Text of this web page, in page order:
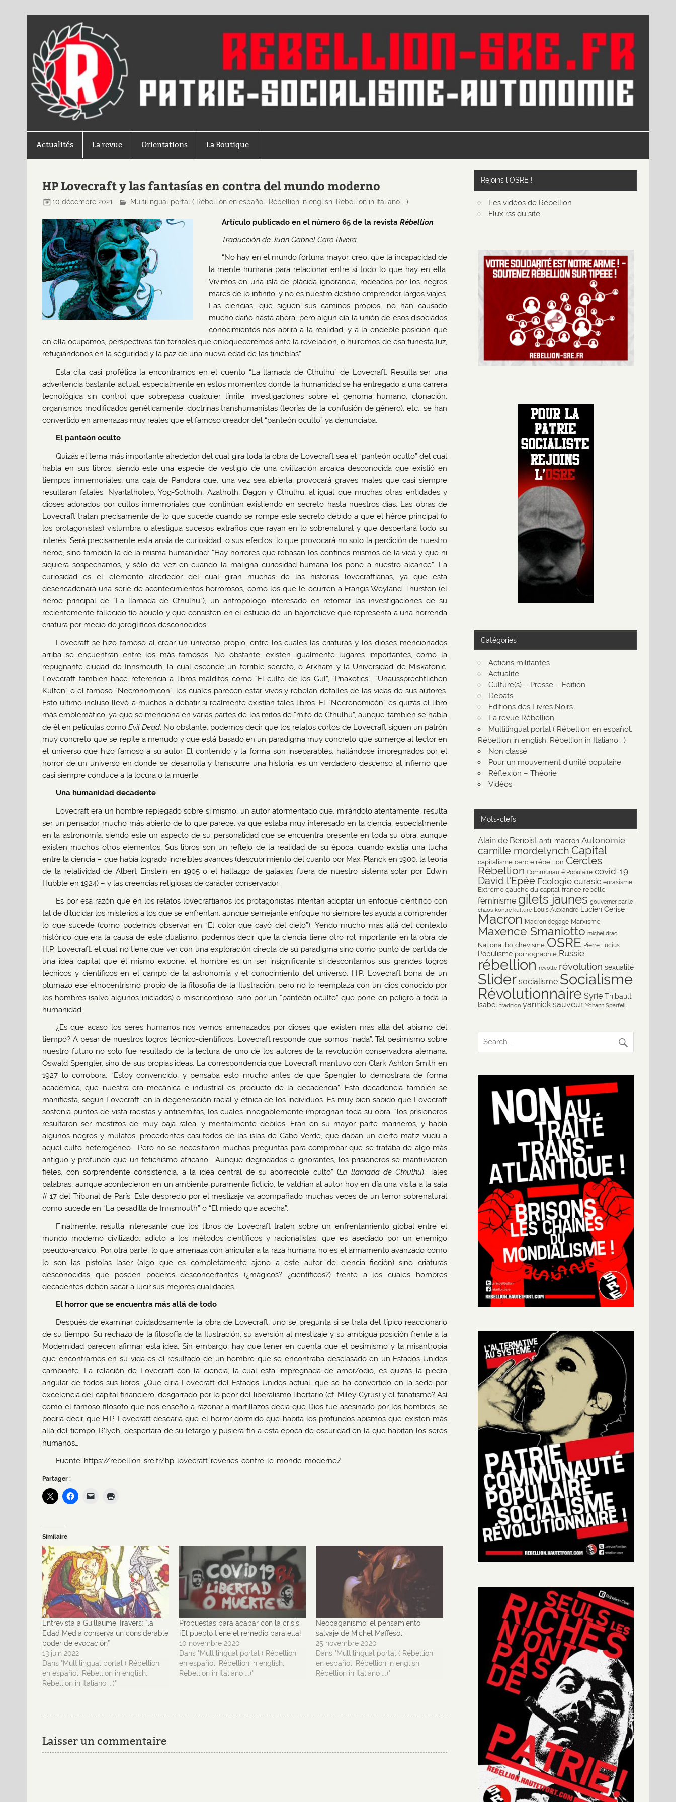
Actualités La revue Orientations La Boutique
HP Lovecraft y las fantasías en contra del mundo moderno
10 décembre 2021 Multilingual portal ( Rébellion en español, Rébellion in english, Rébellion in Italiano ...)
Artículo publicado en el número 65 de la revista Rébellion
Traducción de Juan Gabriel Caro Rivera
“No hay en el mundo fortuna mayor, creo, que la incapacidad de
la mente humana para relacionar entre sí todo lo que hay en ella.
Vivimos en una isla de plácida ignorancia, rodeados por los negros
mares de lo infinito, y no es nuestro destino emprender largos viajes.
Las ciencias, que siguen sus caminos propios, no han causado
mucho daño hasta ahora; pero algún día la unión de esos disociados
conocimientos nos abrirá a la realidad, y a la endeble posición que
en ella ocupamos, perspectivas tan terribles que enloqueceremos ante la revelación, o huiremos de esa funesta luz,
refugiándonos en la seguridad y la paz de una nueva edad de las tinieblas”.
Esta cita casi profética la encontramos en el cuento “La llamada de Cthulhu” de Lovecraft. Resulta ser una
advertencia bastante actual, especialmente en estos momentos donde la humanidad se ha entregado a una carrera
tecnológica sin control que sobrepasa cualquier límite: investigaciones sobre el genoma humano, clonación,
organismos modificados genéticamente, doctrinas transhumanistas (teorías de la confusión de género), etc., se han
convertido en amenazas muy reales que el famoso creador del “panteón oculto” ya denunciaba.
El panteón oculto
Quizás el tema más importante alrededor del cual gira toda la obra de Lovecraft sea el “panteón oculto” del cual
habla en sus libros, siendo este una especie de vestigio de una civilización arcaica desconocida que existió en
tiempos inmemoriales, una caja de Pandora que, una vez sea abierta, provocará graves males que casi siempre
resultaran fatales: Nyarlathotep, Yog-Sothoth, Azathoth, Dagon y Cthulhu, al igual que muchas otras entidades y
dioses adorados por cultos inmemoriales que continúan existiendo en secreto hasta nuestros días. Las obras de
Lovecraft tratan precisamente de lo que sucede cuando se rompe este secreto debido a que el héroe principal (o
los protagonistas) vislumbra o atestigua sucesos extraños que rayan en lo sobrenatural y que despertará todo su
interés. Será precisamente esta ansia de curiosidad, o sus efectos, lo que provocará no solo la perdición de nuestro
héroe, sino también la de la misma humanidad: “Hay horrores que rebasan los confines mismos de la vida y que ni
siquiera sospechamos, y sólo de vez en cuando la maligna curiosidad humana los pone a nuestro alcance”. La
curiosidad es el elemento alrededor del cual giran muchas de las historias lovecraftianas, ya que esta
desencadenará una serie de acontecimientos horrorosos, como los que le ocurren a Françis Weyland Thurston (el
héroe principal de “La llamada de Cthulhu”), un antropólogo interesado en retomar las investigaciones de su
recientemente fallecido tío abuelo y que consisten en el estudio de un bajorrelieve que representa a una horrenda
criatura por medio de jeroglíficos desconocidos.
Lovecraft se hizo famoso al crear un universo propio, entre los cuales las criaturas y los dioses mencionados
arriba se encuentran entre los más famosos. No obstante, existen igualmente lugares importantes, como la
repugnante ciudad de Innsmouth, la cual esconde un terrible secreto, o Arkham y la Universidad de Miskatonic.
Lovecraft también hace referencia a libros malditos como “El culto de los Gul”, “Pnakotics”, “Unaussprechtlichen
Kulten” o el famoso “Necronomicon”, los cuales parecen estar vivos y rebelan detalles de las vidas de sus autores.
Esto último incluso llevó a muchos a debatir si realmente existían tales libros. El “Necronomicón” es quizás el libro
más emblemático, ya que se menciona en varias partes de los mitos de “mito de Cthulhu”, aunque también se habla
de él en películas como Evil Dead. No obstante, podemos decir que los relatos cortos de Lovecraft siguen un patrón
muy concreto que se repite a menudo y que está basado en un paradigma muy concreto que sumerge al lector en
el universo que hizo famoso a su autor. El contenido y la forma son inseparables, hallándose impregnados por el
horror de un universo en donde se desarrolla y transcurre una historia: es un verdadero descenso al infierno que
casi siempre conduce a la locura o la muerte…
Una humanidad decadente
Lovecraft era un hombre replegado sobre sí mismo, un autor atormentado que, mirándolo atentamente, resulta
ser un pensador mucho más abierto de lo que parece, ya que estaba muy interesado en la ciencia, especialmente
en la astronomía, siendo este un aspecto de su personalidad que se encuentra presente en toda su obra, aunque
existen muchos otros elementos. Sus libros son un reflejo de la realidad de su época, cuando existía una lucha
entre la ciencia – que había logrado increíbles avances (descubrimiento del cuanto por Max Planck en 1900, la teoría
de la relatividad de Albert Einstein en 1905 o el hallazgo de galaxias fuera de nuestro sistema solar por Edwin
Hubble en 1924) – y las creencias religiosas de carácter conservador.
Es por esa razón que en los relatos lovecraftianos los protagonistas intentan adoptar un enfoque científico con
tal de dilucidar los misterios a los que se enfrentan, aunque semejante enfoque no siempre les ayuda a comprender
lo que sucede (como podemos observar en “El color que cayó del cielo”). Yendo mucho más allá del contexto
histórico que era la causa de este dualismo, podemos decir que la ciencia tiene otro rol importante en la obra de
H.P. Lovecraft, el cual no tiene que ver con una exploración directa de su paradigma sino como punto de partida de
una idea capital que él mismo expone: el hombre es un ser insignificante si descontamos sus grandes logros
técnicos y científicos en el campo de la astronomía y el conocimiento del universo. H.P. Lovecraft borra de un
plumazo ese etnocentrismo propio de la filosofía de la Ilustración, pero no lo reemplaza con un dios conocido por
los hombres (salvo algunos iniciados) o misericordioso, sino por un “panteón oculto” que pone en peligro a toda la
humanidad.
¿Es que acaso los seres humanos nos vemos amenazados por dioses que existen más allá del abismo del
tiempo? A pesar de nuestros logros técnico-científicos, Lovecraft responde que somos “nada”. Tal pesimismo sobre
nuestro futuro no solo fue resultado de la lectura de uno de los autores de la revolución conservadora alemana:
Oswald Spengler, sino de sus propias ideas. La correspondencia que Lovecraft mantuvo con Clark Ashton Smith en
1927 lo corrobora: “Estoy convencido, y pensaba esto mucho antes de que Spengler lo demostrara de forma
académica, que nuestra era mecánica e industrial es producto de la decadencia”. Esta decadencia también se
manifiesta, según Lovecraft, en la degeneración racial y étnica de los individuos. Es muy bien sabido que Lovecraft
sostenía puntos de vista racistas y antisemitas, los cuales innegablemente impregnan toda su obra: “los prisioneros
resultaron ser mestizos de muy baja ralea, y mentalmente débiles. Eran en su mayor parte marineros, y había
algunos negros y mulatos, procedentes casi todos de las islas de Cabo Verde, que daban un cierto matiz vudú a
aquel culto heterogéneo. Pero no se necesitaron muchas preguntas para comprobar que se trataba de algo más
antiguo y profundo que un fetichismo africano. Aunque degradados e ignorantes, los prisioneros se mantuvieron
fieles, con sorprendente consistencia, a la idea central de su aborrecible culto” (La llamada de Cthulhu). Tales
palabras, aunque acontecieron en un ambiente puramente ficticio, le valdrían al autor hoy en día una visita a la sala
# 17 del Tribunal de París. Este desprecio por el mestizaje va acompañado muchas veces de un terror sobrenatural
como sucede en “La pesadilla de Innsmouth” o “El miedo que acecha”.
Finalmente, resulta interesante que los libros de Lovecraft traten sobre un enfrentamiento global entre el
mundo moderno civilizado, adicto a los métodos científicos y racionalistas, que es asediado por un enemigo
pseudo-arcaico. Por otra parte, lo que amenaza con aniquilar a la raza humana no es el armamento avanzado como
lo son las pistolas laser (algo que es completamente ajeno a este autor de ciencia ficción) sino criaturas
desconocidas que poseen poderes desconcertantes (¿mágicos? ¿científicos?) frente a los cuales hombres
decadentes deben sacar a lucir sus mejores cualidades…
El horror que se encuentra más allá de todo
Después de examinar cuidadosamente la obra de Lovecraft, uno se pregunta si se trata del típico reaccionario
de su tiempo. Su rechazo de la filosofía de la Ilustración, su aversión al mestizaje y su ambigua posición frente a la
Modernidad parecen afirmar esta idea. Sin embargo, hay que tener en cuenta que el pesimismo y la misantropía
que encontramos en su vida es el resultado de un hombre que se encontraba desclasado en un Estados Unidos
cambiante. La relación de Lovecraft con la ciencia, la cual esta impregnada de amor/odio, es quizás la piedra
angular de todos sus libros. ¿Qué diría Lovecraft del Estados Unidos actual, que se ha convertido en la sede por
excelencia del capital financiero, desgarrado por lo peor del liberalismo libertario (cf. Miley Cyrus) y el fanatismo? Así
como el famoso filósofo que nos enseñó a razonar a martillazos decía que Dios fue asesinado por los hombres, se
podría decir que H.P. Lovecraft desearía que el horror dormido que habita los profundos abismos que existen más
allá del tiempo, R’lyeh, despertara de su letargo y pusiera fin a esta época de oscuridad en la que habitan los seres
humanos…
Fuente: https://rebellion-sre.fr/hp-lovecraft-reveries-contre-le-monde-moderne/
Partager :
Similaire
Entrevista a Guillaume Travers: “la
Edad Media conserva un considerable
poder de evocación”
13 juin 2022
Dans "Multilingual portal ( Rébellion
en español, Rébellion in english,
Rébellion in Italiano ...)"
Propuestas para acabar con la crisis:
¡El pueblo tiene el remedio para ella!
10 novembre 2020
Dans "Multilingual portal ( Rébellion
en español, Rébellion in english,
Rébellion in Italiano ...)"
Neopaganismo: el pensamiento
salvaje de Michel Maffesoli
25 novembre 2020
Dans "Multilingual portal ( Rébellion
en español, Rébellion in english,
Rébellion in Italiano ...)"
Laisser un commentaire
Rejoins l’OSRE !
Les vidéos de Rébellion
Flux rss du site
Catégories
Actions militantes
Actualité
Culture(s) – Presse – Edition
Débats
Editions des Livres Noirs
La revue Rébellion
Multilingual portal ( Rébellion en español,
Rébellion in english, Rébellion in Italiano …)
Non classé
Pour un mouvement d'unité populaire
Réflexion – Théorie
Vidéos
Mots-clefs
Alain de Benoist anti-macron Autonomie
camille mordelynch Capital
capitalisme cercle rébellion Cercles
Rébellion Communauté Populaire covid-19
David l'Epée Ecologie eurasie eurasisme
Extrême gauche du capital france rebelle
féminisme gilets jaunes gouverner par le
chaos kontre kulture Louis Alexandre Lucien Cerise
Macron Macron dégage Marxisme
Maxence Smaniotto michel drac
National bolchevisme OSRE Pierre Lucius
Populisme pornographie Russie
rébellion révolte révolution sexualité
Slider socialisme Socialisme
Révolutionnaire Syrie Thibault
Isabel tradition yannick sauveur Yohann Sparfell